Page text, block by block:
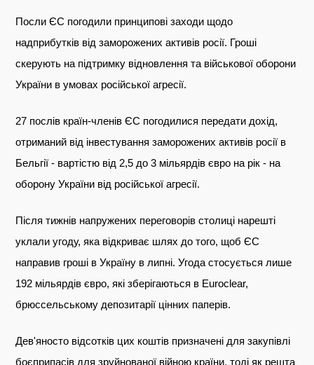
Telegram
Twitter
Посли ЄС погодили принципові заходи щодо
надприбутків від заморожених активів росії. Гроші
скерують на підтримку відновлення та військової оборони
України в умовах російської агресії.
27 послів країн-членів ЄС погодилися передати дохід,
отриманий від інвестування заморожених активів росії в
Бельгії - вартістю від 2,5 до 3 мільярдів євро на рік - на
оборону України від російської агресії.
Після тижнів напружених переговорів столиці нарешті
уклали угоду, яка відкриває шлях до того, щоб ЄС
направив гроші в Україну в липні. Угода стосується лише
192 мільярдів євро, які зберігаються в Euroclear,
брюссельському депозитарії цінних паперів.
Дев'яносто відсотків цих коштів призначені для закупівлі
боєприпасів для зруйнованої війною країни, тоді як решта